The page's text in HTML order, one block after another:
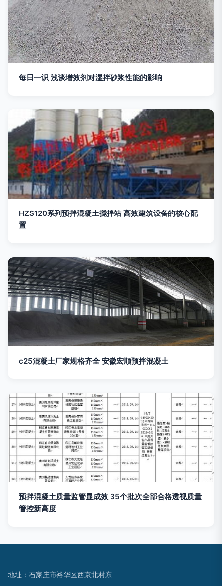
每日一识 浅谈增效剂对湿拌砂浆性能的影响
HZS120系列预拌混凝土搅拌站 高效建筑设备的核心配
置
c25混凝土厂家规格齐全 安徽宏顺预拌混凝土
预拌混凝土质量监管显成效 35个批次全部合格透视质量
管控新高度
地址：石家庄市裕华区西京北村东